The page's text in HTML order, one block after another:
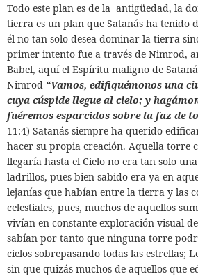
Todo este plan es de la antigüedad, la
tierra es un plan que Satanás ha tenido
él no tan solo desea dominar la tierra
primer intento fue a través de Nimrod,
Babel, aquí el Espíritu maligno de
Nimrod “Vamos, edifiquémonos una
cuya cúspide llegue al cielo; y
fuéremos esparcidos sobre la faz de
11:4) Satanás siempre ha querido
hacer su propia creación. Aquella torre
llegaría hasta el Cielo no era tan solo
ladrillos, pues bien sabido era ya en
lejanías que habían entre la tierra y las
celestiales, pues, muchos de aquellos
vivían en constante exploración visual
sabían por tanto que ninguna torre
cielos sobrepasando todas las estrellas;
sin que quizás muchos de aquellos que